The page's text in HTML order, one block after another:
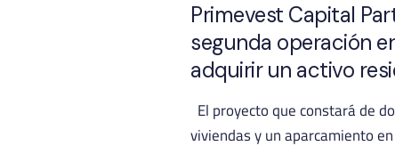
Primevest Capital
segunda operación
adquirir un activo
El proyecto que constará de
viviendas y un aparcamiento